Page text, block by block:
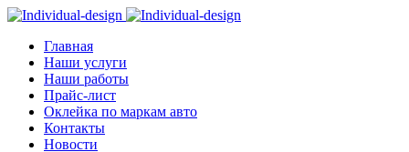
Главная
Наши услуги
Наши работы
Прайс-лист
Оклейка по маркам авто
Контакты
Новости